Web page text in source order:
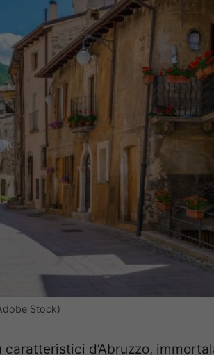
Stock)
caratteristici d’Abruzzo,